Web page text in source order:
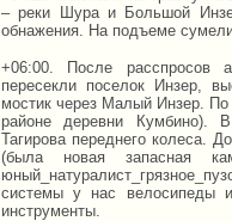
– реки Шура и Большой
обнажения. На подъеме
+06:00. После расспросов
пересекли поселок Инзер,
мостик через Малый Инзер. По
районе деревни Кумбино).
Тагирова переднего колеса.
(была новая запасная
системы у нас велосипеды
инструменты.